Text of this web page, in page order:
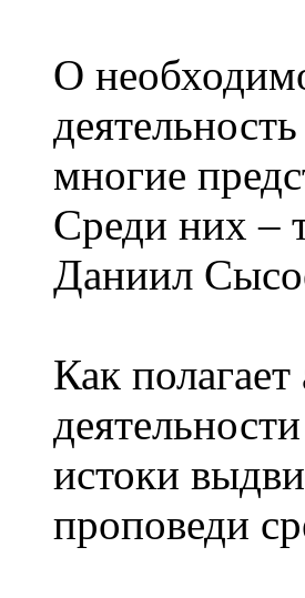
О
многие
Среди них –
Даниил
Как
истоки
проповеди